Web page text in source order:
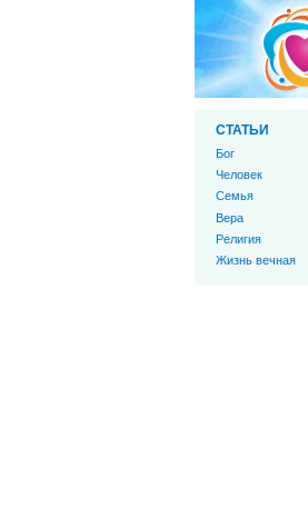
СТАТЬИ
Бог
Человек
Cемья
Вера
Религия
Жизнь вечная